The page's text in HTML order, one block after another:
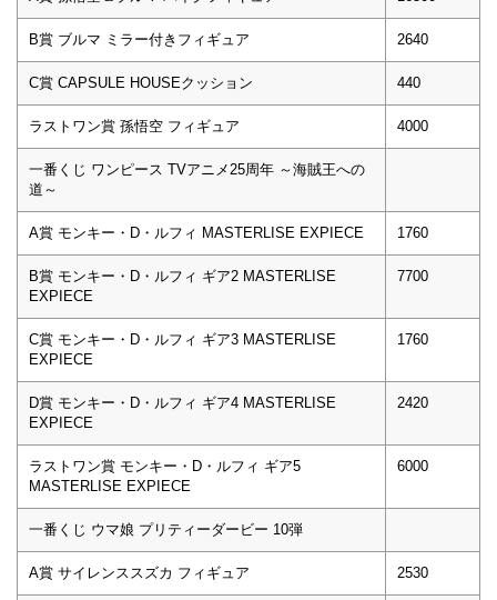
B賞 ブルマ ミラー付きフィギュア 2640
C賞 CAPSULE HOUSEクッション 440
ラストワン賞 孫悟空 フィギュア 4000
一番くじ ワンピース TVアニメ25周年 ～海賊王への
道～
A賞 モンキー・D・ルフィ MASTERLISE EXPIECE 1760
B賞 モンキー・D・ルフィ ギア2 MASTERLISE
EXPIECE
7700
C賞 モンキー・D・ルフィ ギア3 MASTERLISE
EXPIECE
1760
D賞 モンキー・D・ルフィ ギア4 MASTERLISE
EXPIECE
2420
ラストワン賞 モンキー・D・ルフィ ギア5
MASTERLISE EXPIECE
6000
一番くじ ウマ娘 プリティーダービー 10弾
A賞 サイレンススズカ フィギュア 2530